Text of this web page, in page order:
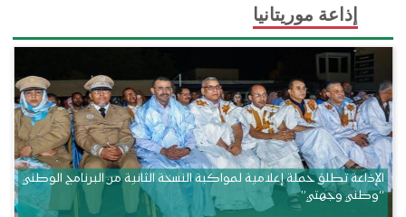
إذاعة موريتانيا
الإذاعة تطلق حملة إعلامية لمواكبة النسخة الثانية من البرنامج الوطني
“وطني وجهتي”